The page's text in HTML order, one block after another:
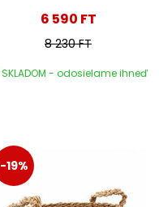
6 590 FT
8 230 FT
SKLADOM - odosielame ihneď
-19%